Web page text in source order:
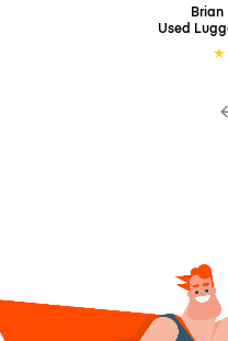
Brian
Used
★